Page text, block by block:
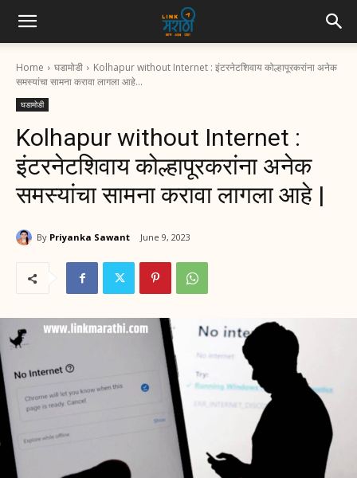
Home घडामोडी
Kolhapur without Internet : इंटरनेटशिवाय कोल्हापूरकरांना अनेक
समस्यांचा सामना करावा लागला आहे...
घडामोडी
Kolhapur without Internet :
इंटरनेटशिवाय कोल्हापूरकरांना अनेक
समस्यांचा सामना करावा लागला आहे |
By Priyanka Sawant June 9, 2023